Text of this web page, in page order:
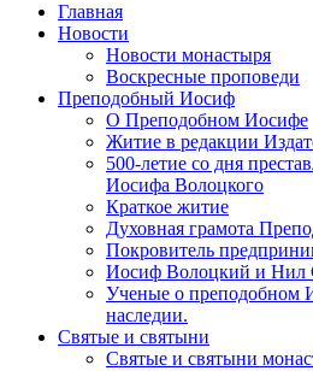
Главная
Новости
Новости монастыря
Воскресные проповеди
Преподобный Иосиф
О Преподобном Иосифе
Житие в редакции
500-летие со дня
Иосифа Волоцкого
Краткое житие
Духовная грамота
Покровитель
Иосиф Волоцкий и Нил
Ученые о преподобном
наследии.
Святые и святыни
Святые и святыни